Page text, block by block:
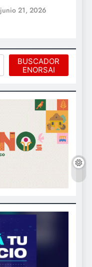
junio 21, 2026
BUSCADOR
ENORSAI